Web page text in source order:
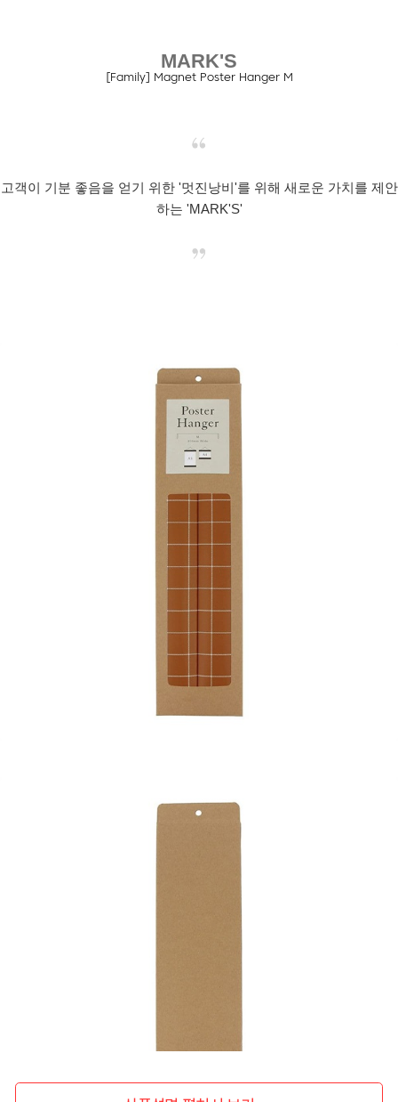
MARK'S
[Family] Magnet Poster Hanger M
고객이 기분 좋음을 얻기 위한 '멋진낭비'를 위해 새로운 가치를 제안
하는 'MARK'S'